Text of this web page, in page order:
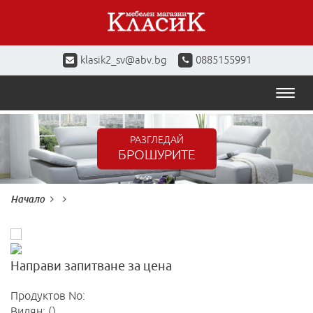
klasik2_sv@abv.bg 0885155991
РАЗГЛЕДАЙ
БРОШУРИТЕ
Начало
Направи запитване за цена
Продуктов No: